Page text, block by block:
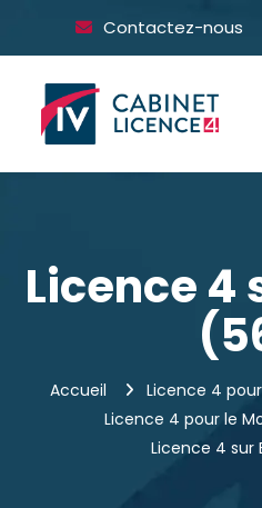
Contactez-nous
Licence 4
Accueil
Licence 4
Licence 4 pour le
Licence 4 sur